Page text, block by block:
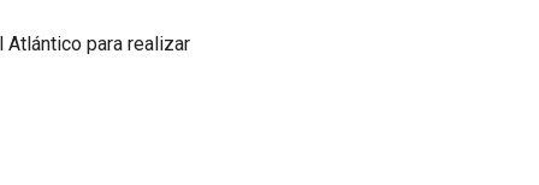
Atlántico para realizar